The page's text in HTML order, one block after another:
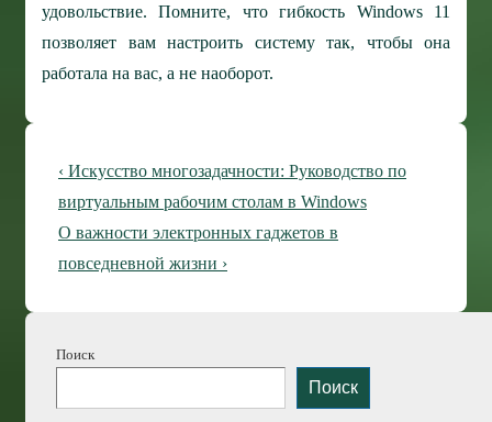
удовольствие. Помните, что гибкость Windows 11
позволяет вам настроить систему так, чтобы она
работала на вас, а не наоборот.
Навигация
по
записям
Предыдущая
запись
‹ Искусство многозадачности: Руководство по
виртуальным рабочим столам в Windows
Следующая
запись
О важности электронных гаджетов в
повседневной жизни ›
Поиск
Поиск